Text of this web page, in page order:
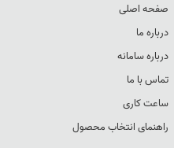
صفحه اصلی
درباره ما
درباره سامانه
تماس با ما
ساعت کاری
راهنمای انتخاب محصول